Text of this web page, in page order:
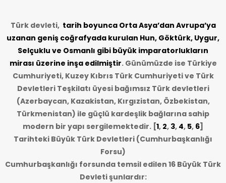
Türk devleti, tarih boyunca Orta Asya’dan Avrupa’ya
uzanan geniş coğrafyada kurulan Hun, Göktürk, Uygur,
Selçuklu ve Osmanlı gibi büyük imparatorlukların
mirası üzerine inşa edilmiştir. Günümüzde ise Türkiye
Cumhuriyeti, Kuzey Kıbrıs Türk Cumhuriyeti ve Türk
Devletleri Teşkilatı üyesi bağımsız Türk devletleri
(Azerbaycan, Kazakistan, Kırgızistan, Özbekistan,
Türkmenistan) ile güçlü kardeşlik bağlarına sahip
modern bir yapı sergilemektedir. [1, 2, 3, 4, 5, 6]
Tarihteki Büyük Türk Devletleri (Cumhurbaşkanlığı
Forsu)
Cumhurbaşkanlığı forsunda temsil edilen 16 Büyük Türk
Devleti şunlardır: